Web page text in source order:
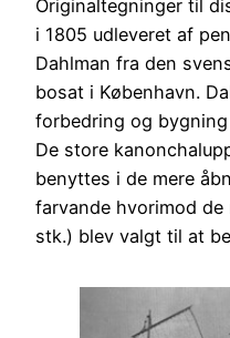
Originaltegninger til
i 1805 udleveret af
Dahlman fra den
bosat i København.
forbedring og
De store
benyttes i de mere
farvande hvorimod
stk.) blev valgt til at